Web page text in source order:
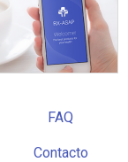
FAQ
Contacto